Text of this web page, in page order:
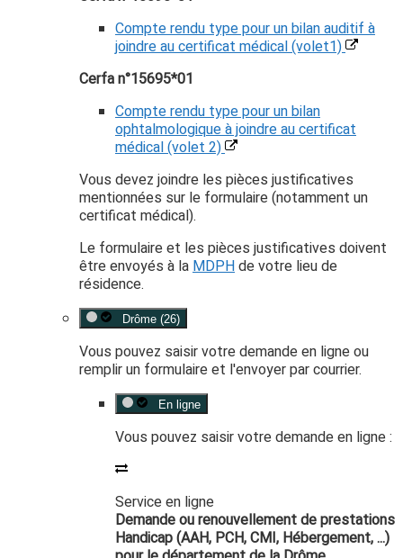
Compte rendu type pour un bilan auditif à
joindre au certificat médical (volet1)
Cerfa n°15695*01
Compte rendu type pour un bilan
ophtalmologique à joindre au certificat
médical (volet 2)
Vous devez joindre les pièces justificatives
mentionnées sur le formulaire (notamment un
certificat médical).
Le formulaire et les pièces justificatives doivent
être envoyés à la MDPHde votre lieu de
résidence.
Drôme (26)
Vous pouvez saisir votre demande en ligne ou
remplir un formulaire et l'envoyer par courrier.
En ligne
Vous pouvez saisir votre demande en ligne :
Service en ligne
Demande ou renouvellement de prestations
Handicap (AAH, PCH, CMI, Hébergement, ...)